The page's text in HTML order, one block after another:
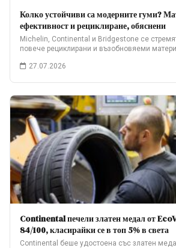
Колко устойчиви са модерните гуми?
ефективност и рециклиране, обяснени
Michelin, Continental и Bridgestone се
повече рециклирани и възобновяеми
27.07.2026
Continental печели златен медал от
84/100, класирайки се в топ 5% в света
Continental беше удостоена със златен